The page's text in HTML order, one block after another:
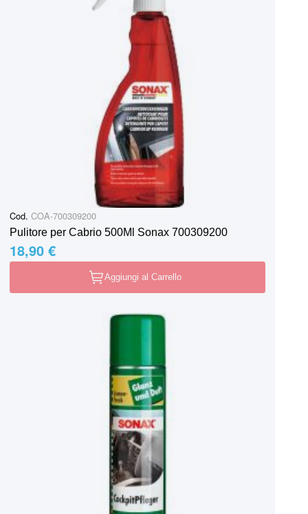
Cod. COA-700309200
Pulitore per Cabrio 500Ml Sonax 700309200
18,90 €
Aggiungi al Carrello